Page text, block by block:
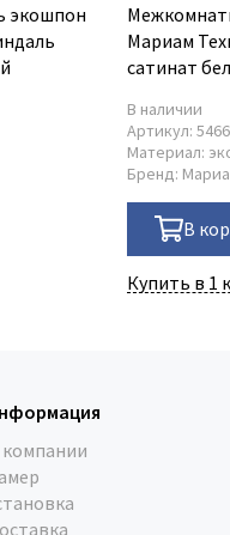
экошпон
Мариам
сатинат
В наличии
Артикул:5466
Материал:
Бренд:
В
Купить в 1